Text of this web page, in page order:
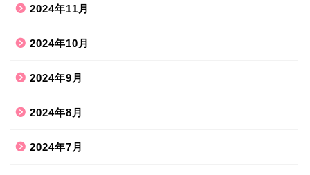
2024年11月
2024年10月
2024年9月
2024年8月
2024年7月